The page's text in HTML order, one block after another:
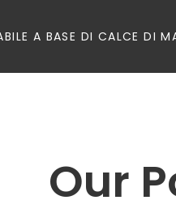
A BASE DI CALCE DI
Our